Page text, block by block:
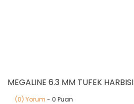
MEGALINE 6.3 MM TUFEK HARBISI
(0) Yorum - 0 Puan